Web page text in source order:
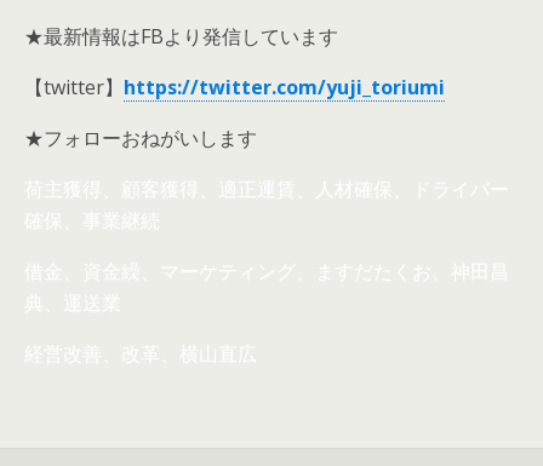
★最新情報はFBより発信しています
【twitter】 https://twitter.com/yuji_toriumi
★フォローおねがいします
荷主獲得、顧客獲得、適正運賃、人材確保、ドライバー
確保、事業継続
借金、資金繰、マーケティング、ますだたくお、神田昌
典、運送業
経営改善、改革、横山直広